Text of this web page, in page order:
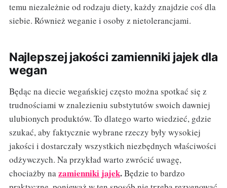
temu niezależnie od rodzaju diety, każdy znajdzie coś dla
siebie. Również weganie i osoby z nietolerancjami.
Najlepszej jakości zamienniki jajek dla
wegan
Będąc na diecie wegańskiej często można spotkać się z
trudnościami w znalezieniu substytutów swoich dawniej
ulubionych produktów. To dlatego warto wiedzieć, gdzie
szukać, aby faktycznie wybrane rzeczy były wysokiej
jakości i dostarczały wszystkich niezbędnych właściwości
odżywczych. Na przykład warto zwrócić uwagę,
chociażby nazamienniki jajek.Będzie to bardzo